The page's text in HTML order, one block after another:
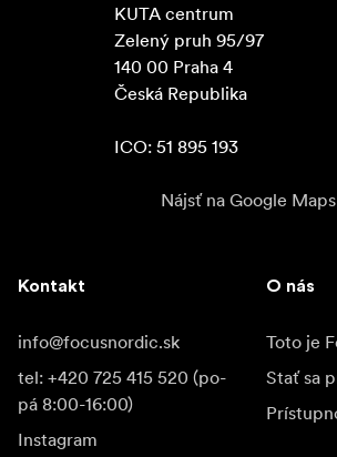
KUTA centrum
Zelený pruh 95/97
140 00 Praha 4
Česká Republika
ICO: 51 895 193
Nájsť na Google Maps
Kontakt
info@focusnordic.sk
tel: +420 725 415 520 (po-
pá 8:00-16:00)
Instagram
O nás
Toto je
Stať sa